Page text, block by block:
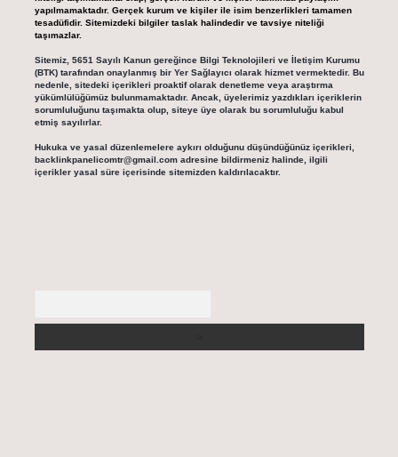
yapılmamaktadır. Gerçek kurum ve kişiler ile isim benzerlikleri tamamen
tesadüfidir. Sitemizdeki bilgiler taslak halindedir ve tavsiye niteliği
taşımazlar.
Sitemiz, 5651 Sayılı Kanun gereğince Bilgi Teknolojileri ve İletişim Kurumu
(BTK) tarafından onaylanmış bir Yer Sağlayıcı olarak hizmet vermektedir. Bu
nedenle, sitedeki içerikleri proaktif olarak denetleme veya araştırma
yükümlülüğümüz bulunmamaktadır. Ancak, üyelerimiz yazdıkları içeriklerin
sorumluluğunu taşımakta olup, siteye üye olarak bu sorumluluğu kabul
etmiş sayılırlar.
Hukuka ve yasal düzenlemelere aykırı olduğunu düşündüğünüz içerikleri,
backlinkpanelicomtr@gmail.comadresine bildirmeniz halinde, ilgili
içerikler yasal süre içerisinde sitemizden kaldırılacaktır.